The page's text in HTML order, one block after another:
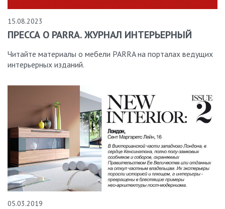
15.08.2023
ПРЕССА О PARRA. ЖУРНАЛ ИНТЕРЬЕРНЫЙ
Читайте материалы о мебели PARRA на порталах ведущих
интерьерных изданий.
05.03.2019